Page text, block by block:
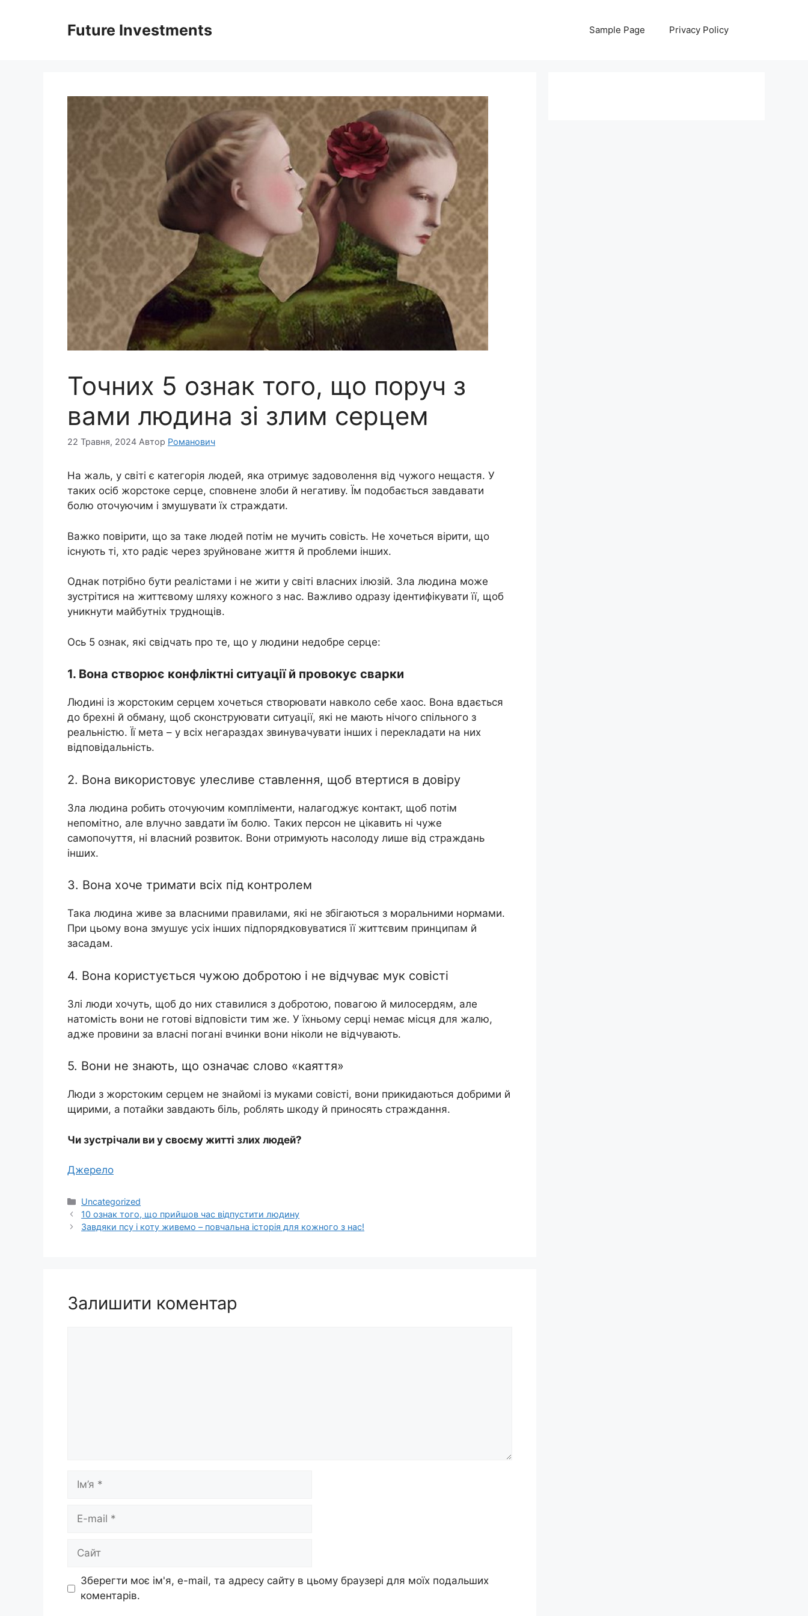
Future Investments Sample Page Privacy Policy
Точних 5 ознак того, що поруч з
вами людина зі злим серцем
22 Травня, 2024 Автор Романович
На жаль, у світі є категорія людей, яка отримує задоволення від чужого нещастя. У
таких осіб жорстоке серце, сповнене злоби й негативу. Їм подобається завдавати
болю оточуючим і змушувати їх страждати.
Важко повірити, що за таке людей потім не мучить совість. Не хочеться вірити, що
існують ті, хто радіє через зруйноване життя й проблеми інших.
Однак потрібно бути реалістами і не жити у світі власних ілюзій. Зла людина може
зустрітися на життєвому шляху кожного з нас. Важливо одразу ідентифікувати її, щоб
уникнути майбутніх труднощів.
Ось 5 ознак, які свідчать про те, що у людини недобре серце:
1. Вона створює конфліктні ситуації й провокує сварки
Людині із жорстоким серцем хочеться створювати навколо себе хаос. Вона вдається
до брехні й обману, щоб сконструювати ситуації, які не мають нічого спільного з
реальністю. Її мета – у всіх негараздах звинувачувати інших і перекладати на них
відповідальність.
2. Вона використовує улесливе ставлення, щоб втертися в довіру
Зла людина робить оточуючим компліменти, налагоджує контакт, щоб потім
непомітно, але влучно завдати їм болю. Таких персон не цікавить ні чуже
самопочуття, ні власний розвиток. Вони отримують насолоду лише від страждань
інших.
3. Вона хоче тримати всіх під контролем
Така людина живе за власними правилами, які не збігаються з моральними нормами.
При цьому вона змушує усіх інших підпорядковуватися її життєвим принципам й
засадам.
4. Вона користується чужою добротою і не відчуває мук совісті
Злі люди хочуть, щоб до них ставилися з добротою, повагою й милосердям, але
натомість вони не готові відповісти тим же. У їхньому серці немає місця для жалю,
адже провини за власні погані вчинки вони ніколи не відчувають.
5. Вони не знають, що означає слово «каяття»
Люди з жорстоким серцем не знайомі із муками совісті, вони прикидаються добрими й
щирими, а потайки завдають біль, роблять шкоду й приносять страждання.
Чи зустрічали ви у своєму житті злих людей?
Джерело
Категорії
Uncategorized
10 ознак того, що прийшов час відпустити людину
Завдяки псу і коту живемо – повчальна історія для кожного з нас!
Залишити коментар
Ім’я
Сайт
Зберегти моє ім'я, e-mail, та адресу сайту в цьому браузері для моїх подальших
коментарів.